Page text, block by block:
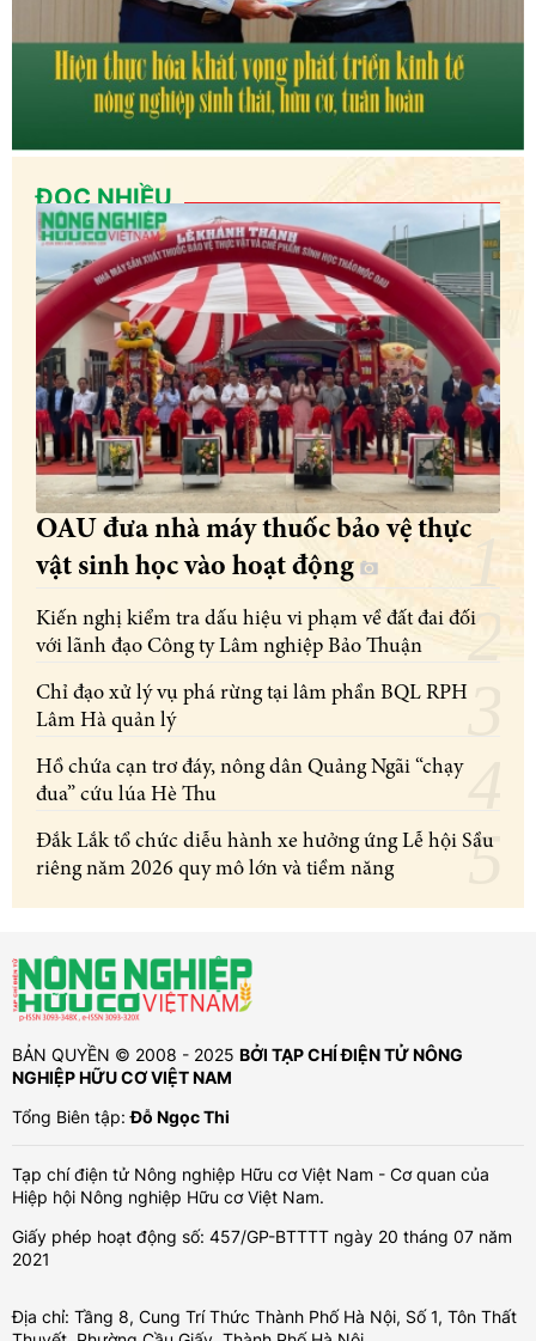
ĐỌC NHIỀU
OAU đưa nhà máy thuốc bảo vệ thực
vật sinh học vào hoạt động
Kiến nghị kiểm tra dấu hiệu vi phạm về đất đai đối
với lãnh đạo Công ty Lâm nghiệp Bảo Thuận
Chỉ đạo xử lý vụ phá rừng tại lâm phần BQL RPH
Lâm Hà quản lý
Hồ chứa cạn trơ đáy, nông dân Quảng Ngãi “chạy
đua” cứu lúa Hè Thu
Đắk Lắk tổ chức diễu hành xe hưởng ứng Lễ hội Sầu
riêng năm 2026 quy mô lớn và tiềm năng
BẢN QUYỀN © 2008 - 2025 BỞI TẠP CHÍ ĐIỆN TỬ NÔNG
NGHIỆP HỮU CƠ VIỆT NAM
Tổng Biên tập:Đỗ Ngọc Thi
Tạp chí điện tử Nông nghiệp Hữu cơ Việt Nam - Cơ quan của
Hiệp hội Nông nghiệp Hữu cơ Việt Nam.
Giấy phép hoạt động số: 457/GP-BTTTT ngày 20 tháng 07 năm
2021
Địa chỉ: Tầng 8, Cung Trí Thức Thành Phố Hà Nội, Số 1, Tôn Thất